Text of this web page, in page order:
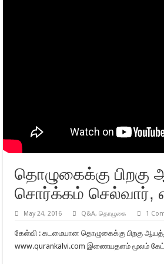
தொழுகைக்கு பிறகு
சொர்க்கம் செல்வார்,
May 24, 2016 Q&A, தொழுகை 1
கேள்வி : கடமையான தொழுகைக்கு பிறகு
www.qurankalvi.com இணையதளம் மூலம்